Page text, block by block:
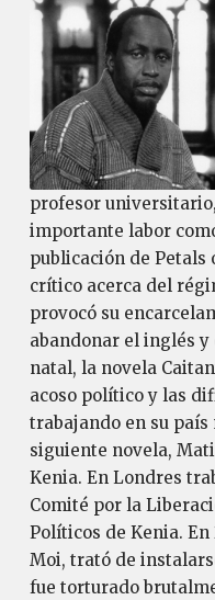
profesor
importante labor
publicación de Petals
crítico acerca del
provocó su
abandonar el inglés
natal, la novela
acoso político y las
trabajando en su
siguiente novela,
Kenia. En Londres
Comité por la
Políticos de Kenia.
Moi, trató de
fue torturado